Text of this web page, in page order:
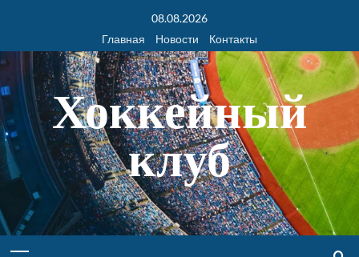
08.08.2026
Главная
Новости Контакты
Хоккейный
клуб